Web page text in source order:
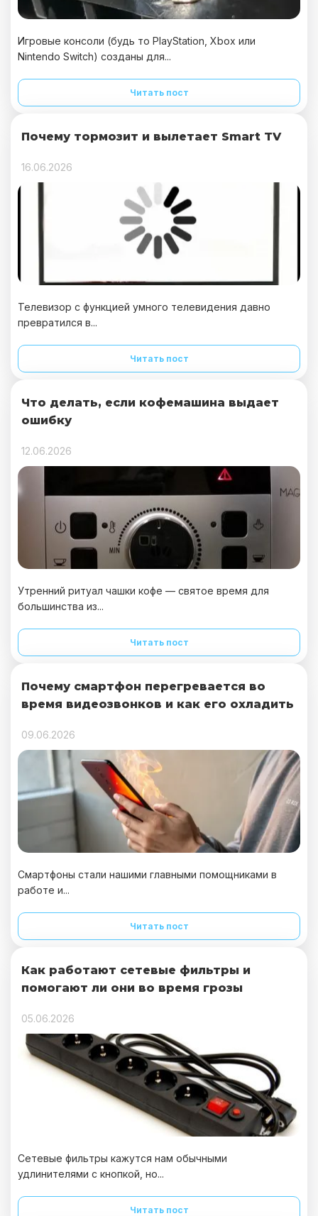
Игровые консоли (будь то PlayStation, Xbox или
Nintendo Switch) созданы для...
Читать пост
Почему тормозит и вылетает Smart TV
16.06.2026
Телевизор с функцией умного телевидения давно
превратился в...
Читать пост
Что делать, если кофемашина выдает
ошибку
12.06.2026
Утренний ритуал чашки кофе — святое время для
большинства из...
Читать пост
Почему смартфон перегревается во
время видеозвонков и как его охладить
09.06.2026
Смартфоны стали нашими главными помощниками в
работе и...
Читать пост
Как работают сетевые фильтры и
помогают ли они во время грозы
05.06.2026
Сетевые фильтры кажутся нам обычными
удлинителями с кнопкой, но...
Читать пост